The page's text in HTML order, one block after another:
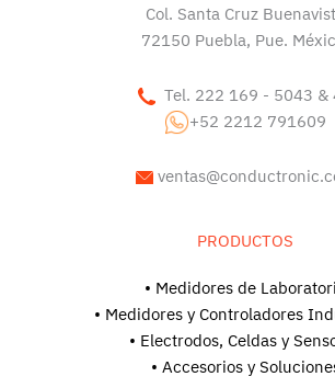
Col. Santa Cruz
72150 Puebla, Pue.
Tel. 222 169 - 5043 &
+52 2212 791609
PRODUCTOS
• Medidores de
• Medidores y Controladores
• Electrodos, Celdas y
• Accesorios y